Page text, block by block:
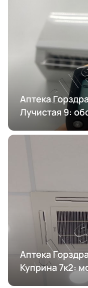
Аптека
Лучистая 9:
Аптека
Куприна 7к2: